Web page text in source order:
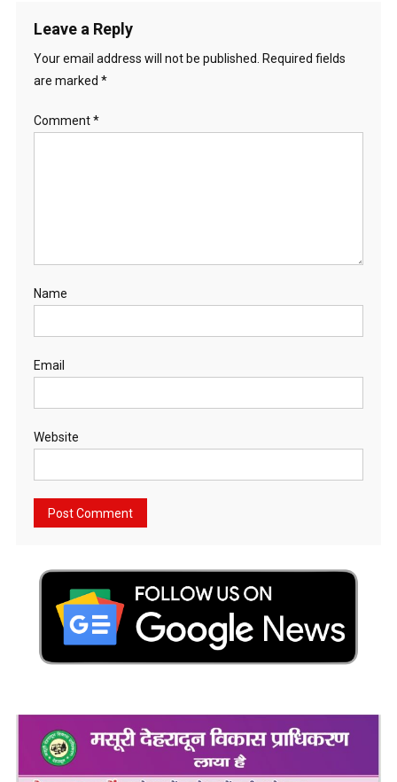
Leave a Reply
Your email address will not be published.
Required fields
are marked *
Comment*
Name
Email
Website